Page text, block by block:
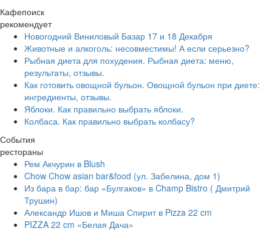
Кафепоиск
рекомендует
Новогодний Виниловый Базар 17 и 18 Декабря
Животные и алкоголь: несовместимы! А если серьезно?
Рыбная диета для похудения. Рыбная диета: меню,
результаты, отзывы.
Как готовить овощной бульон. Овощной бульон при диете:
ингредиенты, отзывы.
Яблоки. Как правильно выбрать яблоки.
Колбаса. Как правильно выбрать колбасу?
События
рестораны
Рем Акчурин в Blush
Chow Chow asian bar&food (ул. Забелина, дом 1)
Из бара в бар: бар «Булгаков» в Champ Bistro ( Дмитрий
Трушин)
Александр Ишов и Миша Спирит в Pizza 22 cm
PIZZA 22 cm «Белая Дача»